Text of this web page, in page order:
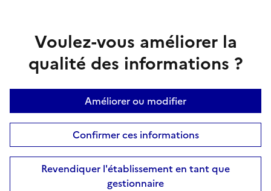
Voulez-vous améliorer la
qualité des informations ?
Améliorer ou modifier
Confirmer ces informations
Revendiquer l'établissement en tant que
gestionnaire